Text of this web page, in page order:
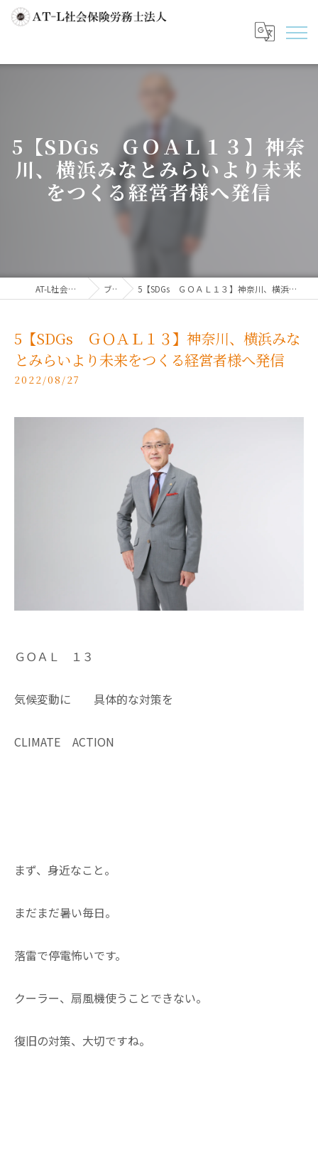
5【SDGs ＧＯＡＬ１３】神奈
川、横浜みなとみらいより未来
をつくる経営者様へ発信
AT-L社会保険労務士法人 ブログ 5【SDGs ＧＯＡＬ１３】神奈川、横浜みなとみらいより未来をつくる経営者様へ発信
5【SDGs ＧＯＡＬ１３】神奈川、横浜みな
とみらいより未来をつくる経営者様へ発信
2022/08/27
ＧＯＡＬ １３
気候変動に 具体的な対策を
CLIMATE ACTION
まず、身近なこと。
まだまだ暑い毎日。
落雷で停電怖いです。
クーラー、扇風機使うことできない。
復旧の対策、大切ですね。